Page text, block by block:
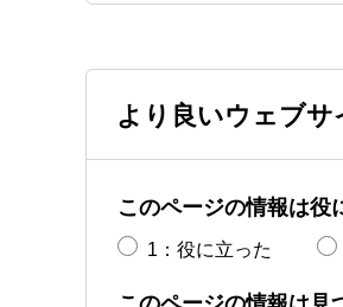
より良いウェブ
このページの情報は役
1：役に立った